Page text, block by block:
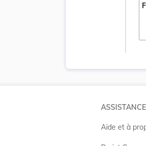
ASSISTANCE
Aide et à